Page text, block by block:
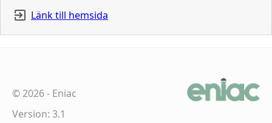
Länk till hemsida
©2026- Eniac
Version: 3.1